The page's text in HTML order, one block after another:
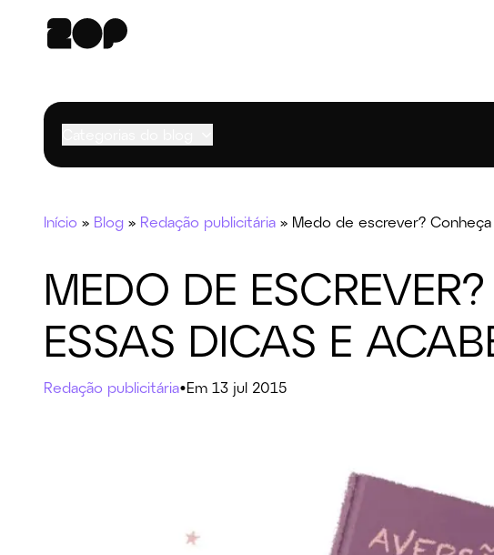
Início » Blog » Redação publicitária » Medo de escrever?
MEDO DE
ESSAS DICAS E
Redação publicitária•Em 13 jul 2015